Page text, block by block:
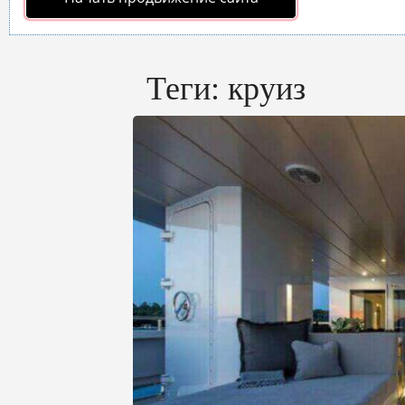
Теги: круиз